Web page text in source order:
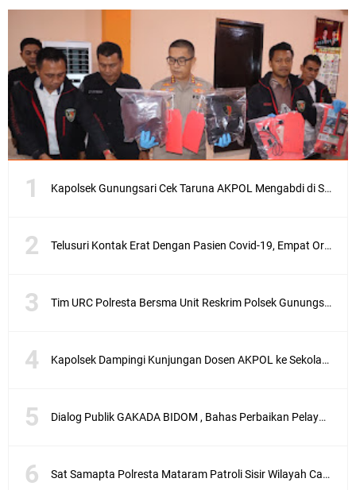
Kapolsek Gunungsari Cek Taruna AKPOL Mengabdi di SRD 4
Telusuri Kontak Erat Dengan Pasien Covid-19, Empat Orang di Desa Kedaro Sekotong Dirapid
Tim URC Polresta Bersma Unit Reskrim Polsek Gunungsari Tangkap Pelaku Curanmor
Kapolsek Dampingi Kunjungan Dosen AKPOL ke Sekolah Rakyat Gunungsari
Dialog Publik GAKADA BIDOM , Bahas Perbaikan Pelayanan Medis di NTB
Sat Samapta Polresta Mataram Patroli Sisir Wilayah Cakranegara